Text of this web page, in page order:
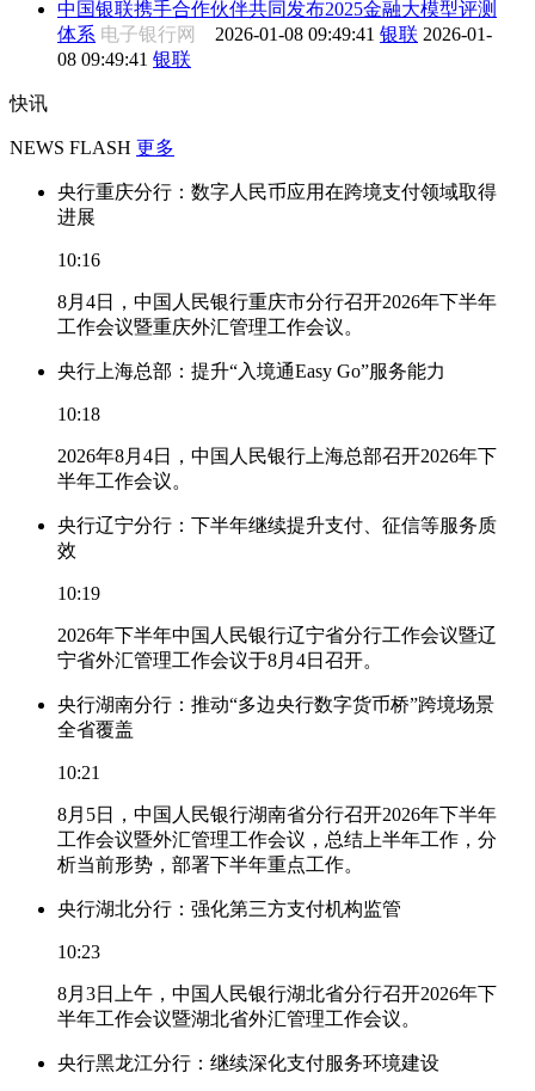
中国银联携手合作伙伴共同发布2025金融大模型评测
体系 电子银行网 2026-01-08 09:49:41 银联 2026-01-
08 09:49:41 银联
快讯
NEWS FLASH 更多
央行重庆分行：数字人民币应用在跨境支付领域取得
进展
10:16
8月4日，中国人民银行重庆市分行召开2026年下半年
工作会议暨重庆外汇管理工作会议。
央行上海总部：提升“入境通Easy Go”服务能力
10:18
2026年8月4日，中国人民银行上海总部召开2026年下
半年工作会议。
央行辽宁分行：下半年继续提升支付、征信等服务质
效
10:19
2026年下半年中国人民银行辽宁省分行工作会议暨辽
宁省外汇管理工作会议于8月4日召开。
央行湖南分行：推动“多边央行数字货币桥”跨境场景
全省覆盖
10:21
8月5日，中国人民银行湖南省分行召开2026年下半年
工作会议暨外汇管理工作会议，总结上半年工作，分
析当前形势，部署下半年重点工作。
央行湖北分行：强化第三方支付机构监管
10:23
8月3日上午，中国人民银行湖北省分行召开2026年下
半年工作会议暨湖北省外汇管理工作会议。
央行黑龙江分行：继续深化支付服务环境建设